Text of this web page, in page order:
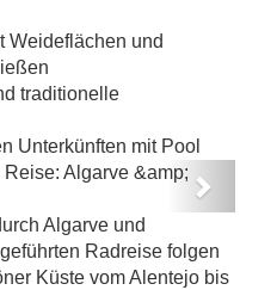
Weideflächen und
traditionelle
Unterkünften mit Pool
Reise: Algarve &
Next
Algarve und
Radreise folgen
Küste vom Alentejo bis